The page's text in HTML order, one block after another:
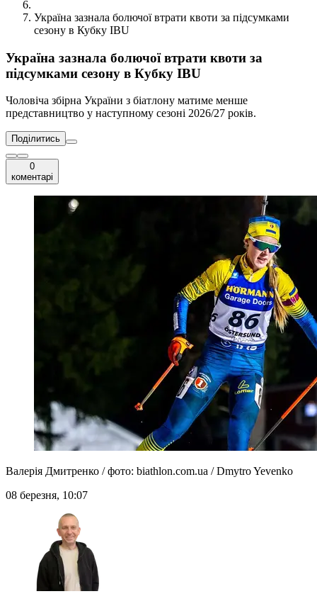
Україна зазнала болючої втрати квоти за підсумками
сезону в Кубку IBU
Україна зазнала болючої втрати квоти за
підсумками сезону в Кубку IBU
Чоловіча збірна України з біатлону матиме менше
представництво у наступному сезоні 2026/27 років.
Поділитись
0
коментарі
Валерія Дмитренко / фото: biathlon.com.ua / Dmytro Yevenko
08 березня, 10:07